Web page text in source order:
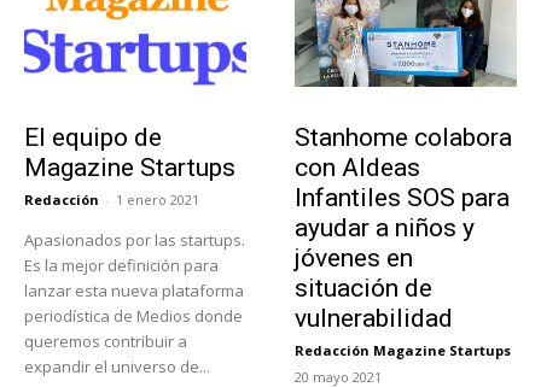
El equipo de
Magazine Startups
Redacción - 1 enero 2021
Apasionados por las startups.
Es la mejor definición para
lanzar esta nueva plataforma
periodística de Medios donde
queremos contribuir a
expandir el universo de...
Stanhome colabora
con Aldeas
Infantiles SOS para
ayudar a niños y
jóvenes en
situación de
vulnerabilidad
Redacción Magazine Startups
-
20 mayo 2021